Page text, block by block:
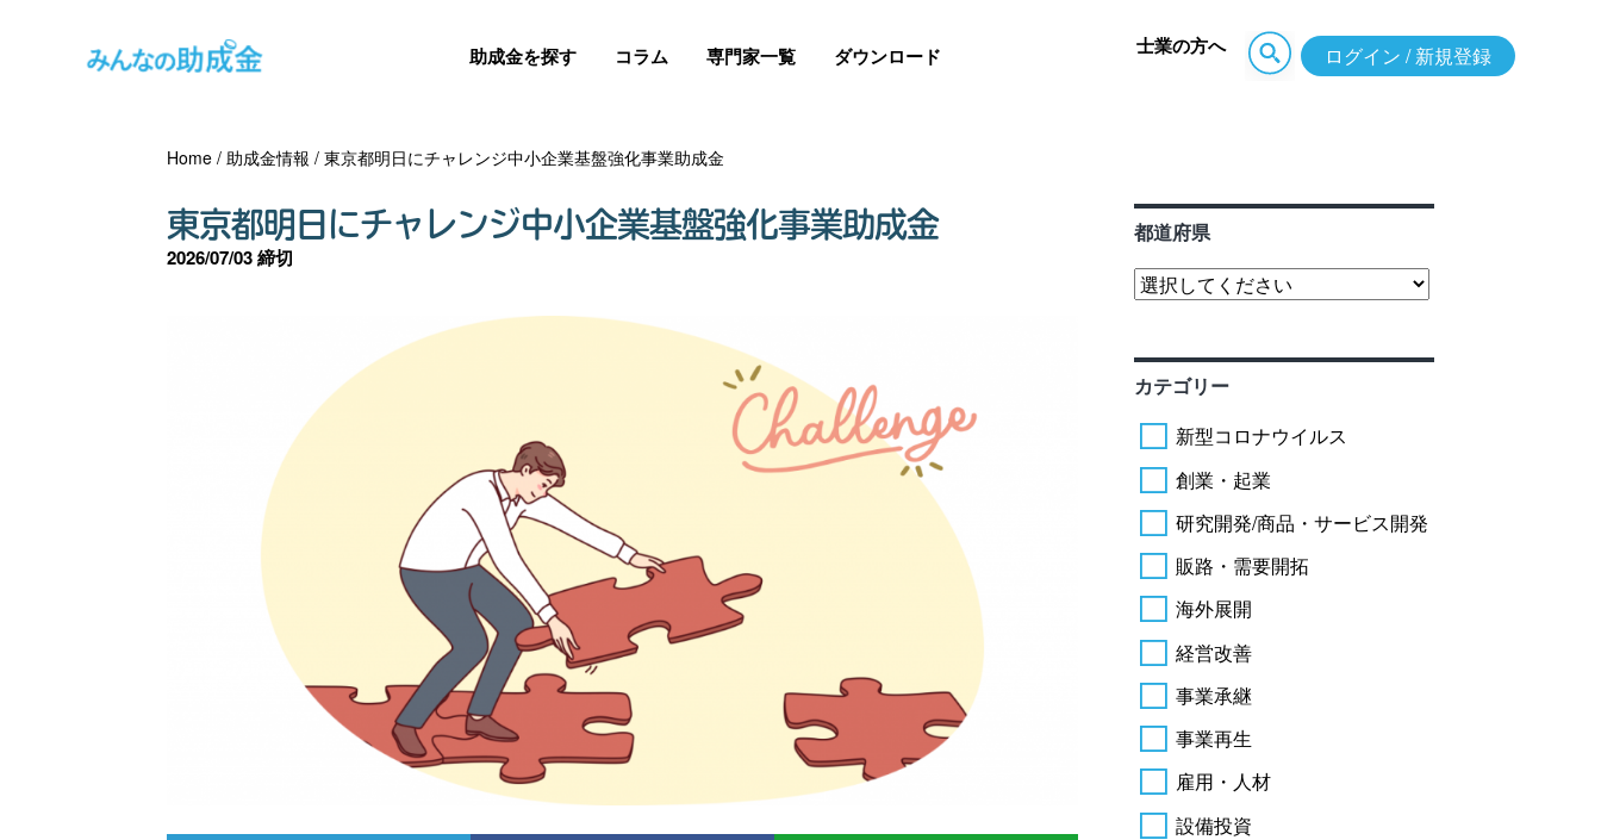
助成金を探す コラム 専門家一覧 ダウンロード 士業の方へ ログイン / 新規登録
Home /助成金情報 /東京都明日にチャレンジ中小企業基盤強化事業助成金
東京都明日にチャレンジ中小企業基盤強化事業助成金
2026/07/03 締切
都道府県
カテゴリー
新型コロナウイルス
創業・起業
研究開発/商品・サービス開発
販路・需要開拓
海外展開
経営改善
事業承継
事業再生
雇用・人材
設備投資